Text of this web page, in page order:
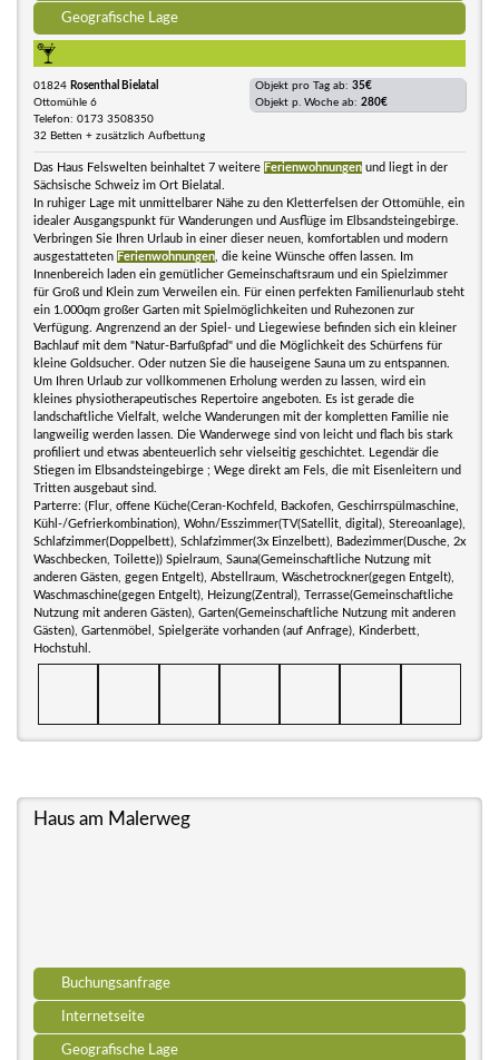
Geografische Lage
01824 Rosenthal Bielatal
Ottomühle 6
Telefon: 0173 3508350
32 Betten + zusätzlich Aufbettung
Objekt pro Tag ab: 35€
Objekt p. Woche ab: 280€
Das Haus Felswelten beinhaltet 7 weitere Ferienwohnungen und liegt in der
Sächsische Schweiz im Ort Bielatal.
In ruhiger Lage mit unmittelbarer Nähe zu den Kletterfelsen der Ottomühle, ein
idealer Ausgangspunkt für Wanderungen und Ausflüge im Elbsandsteingebirge.
Verbringen Sie Ihren Urlaub in einer dieser neuen, komfortablen und modern
ausgestatteten Ferienwohnungen , die keine Wünsche offen lassen. Im
Innenbereich laden ein gemütlicher Gemeinschaftsraum und ein Spielzimmer
für Groß und Klein zum Verweilen ein. Für einen perfekten Familienurlaub steht
ein 1.000qm großer Garten mit Spielmöglichkeiten und Ruhezonen zur
Verfügung. Angrenzend an der Spiel- und Liegewiese befinden sich ein kleiner
Bachlauf mit dem "Natur-Barfußpfad" und die Möglichkeit des Schürfens für
kleine Goldsucher. Oder nutzen Sie die hauseigene Sauna um zu entspannen.
Um Ihren Urlaub zur vollkommenen Erholung werden zu lassen, wird ein
kleines physiotherapeutisches Repertoire angeboten. Es ist gerade die
landschaftliche Vielfalt, welche Wanderungen mit der kompletten Familie nie
langweilig werden lassen. Die Wanderwege sind von leicht und flach bis stark
profiliert und etwas abenteuerlich sehr vielseitig geschichtet. Legendär die
Stiegen im Elbsandsteingebirge ; Wege direkt am Fels, die mit Eisenleitern und
Tritten ausgebaut sind.
Parterre: (Flur, offene Küche(Ceran-Kochfeld, Backofen, Geschirrspülmaschine,
Kühl-/Gefrierkombination), Wohn/Esszimmer(TV(Satellit, digital), Stereoanlage),
Schlafzimmer(Doppelbett), Schlafzimmer(3x Einzelbett), Badezimmer(Dusche, 2x
Waschbecken, Toilette)) Spielraum, Sauna(Gemeinschaftliche Nutzung mit
anderen Gästen, gegen Entgelt), Abstellraum, Wäschetrockner(gegen Entgelt),
Waschmaschine(gegen Entgelt), Heizung(Zentral), Terrasse(Gemeinschaftliche
Nutzung mit anderen Gästen), Garten(Gemeinschaftliche Nutzung mit anderen
Gästen), Gartenmöbel, Spielgeräte vorhanden (auf Anfrage), Kinderbett,
Hochstuhl.
Haus am Malerweg
Buchungsanfrage
Internetseite
Geografische Lage